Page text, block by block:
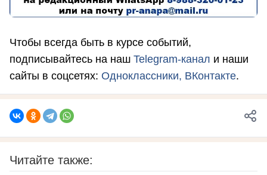
Чтобы всегда быть в курсе событий,
подписывайтесь на наш Telegram-канал и наши
сайты в соцсетях: Одноклассники, ВКонтакте.
Читайте также: